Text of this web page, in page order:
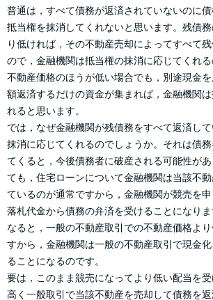
普通は，すべて債務が返済されていないのに
抵当権を抹消してくれないと思います。残債
り低ければ，その不動産売却によってすべて
ので，金融機関は抵当権の抹消に応じてくれる
不動産価格のほうが低い場合でも，別途現金
額返済するだけの資金が集まれば，金融機関は
れると思います。
では，なぜ金融機関が残債務をすべて返済し
抹消に応じてくれるのでしょうか。それは債
てくると，今後債務者に破産される可能性が
ても，住宅ローンについて金融機関は当該不
ているのが通常ですから，金融機関が競売を
落札代金から債務の弁済を受けることになり
なると，一般の不動産取引での不動産価格よ
すから，金融機関は一般の不動産取引で現金
ることになるのです。
要は，このまま競売になってより低い配当を
高く一般取引で当該不動産を売却して債務を